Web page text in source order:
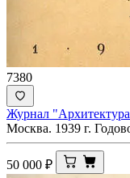
7380
Журнал
Москва. 1939 г.
50 000 ₽